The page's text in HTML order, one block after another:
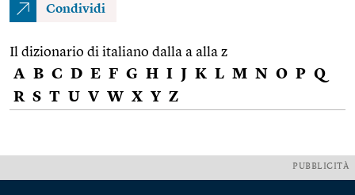
Condividi
Il dizionario di italiano dalla a alla z
A B C D E F G H I J K L M N O P Q
R S T U V W X Y Z
PUBBLICITÀ